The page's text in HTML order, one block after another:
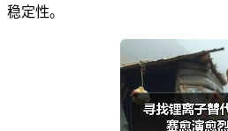
稳定性。